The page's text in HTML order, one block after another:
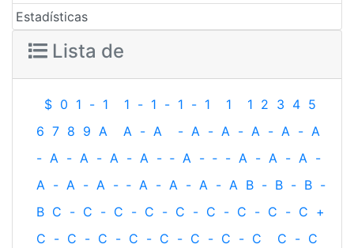
Estadísticas
Lista de
$ 0 1 - 1 1 - 1 - 1 - 1 1 1 2 3 4 5
6 7 8 9 A A - A - A - A - A - A - A
- A - A - A - A - ‐ A - ‐ - A - A - A -
A - A - A - ‐ A - A - A - A B - B - B -
B C - C - C - C - C - C - C - C - C +
C - C - C - C - C - C - C - C C - C